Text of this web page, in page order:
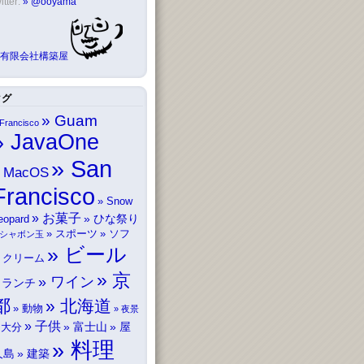
有限会社構築屋
Francisco Guam
JavaOne
MacOS
San
Snow
お菓子 ひな祭り
シャボン玉 スポーツ ソフ
クリーム ビール
ランチ ワイン
京
動物 北海道 夜景
大分 子供 富士山 屋
島 建築 料理